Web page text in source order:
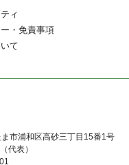
ィ
・免責事項
て
市浦和区高砂三丁目15番1号
代表）